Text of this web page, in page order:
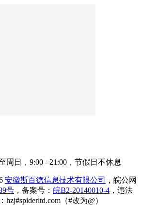
周日，9:00 - 21:00，节假日不休息
安徽斯百德信息技术有限公司
，皖公网
号 ，备案号： 皖B2-20140010-4 ，违法
（#改为@）